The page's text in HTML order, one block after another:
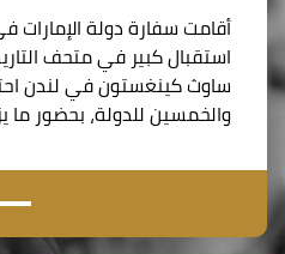
أقامت سفارة دولة
استقبال كبير في متحف
ساوث كينغستون في لندن
والخمسين للدولة، بحضور ما يزيد عن